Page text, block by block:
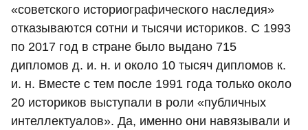
«советского историографического наследия»
отказываются сотни и тысячи историков. С 1993
по 2017 год в стране было выдано 715
дипломов д. и. н. и около 10 тысяч дипломов к.
и. н. Вместе с тем после 1991 года только около
20 историков выступали в роли «публичных
интеллектуалов». Да, именно они навязывали и